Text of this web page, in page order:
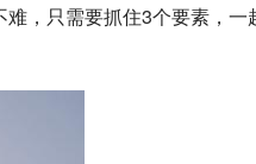
，只需要抓住3个要素，一